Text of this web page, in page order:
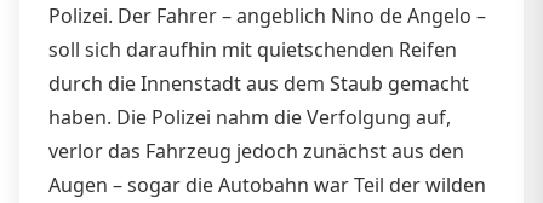
Polizei. Der Fahrer – angeblich Nino de Angelo –
soll sich daraufhin mit quietschenden Reifen
durch die Innenstadt aus dem Staub gemacht
haben. Die Polizei nahm die Verfolgung auf,
verlor das Fahrzeug jedoch zunächst aus den
Augen – sogar die Autobahn war Teil der wilden